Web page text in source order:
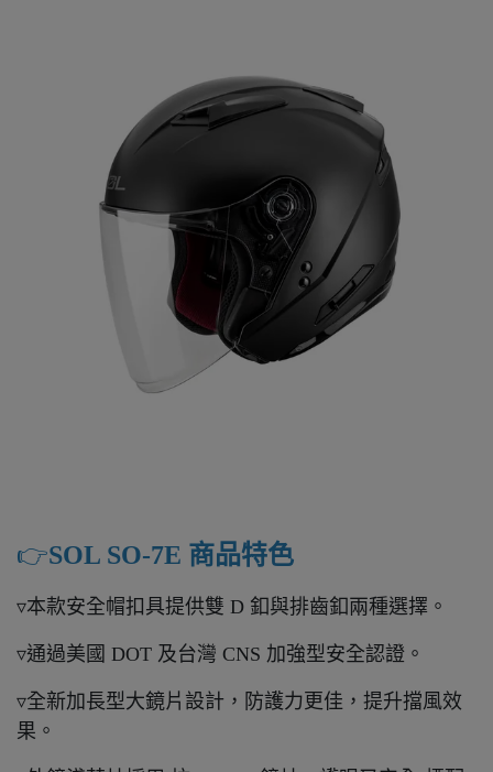
👉️SOL SO-7E 商品特色
▿本款安全帽扣具提供雙 D 釦與排齒釦兩種選擇。
▿通過美國 DOT 及台灣 CNS 加強型安全認證。
▿全新加長型大鏡片設計，防護力更佳，提升擋風效
果。